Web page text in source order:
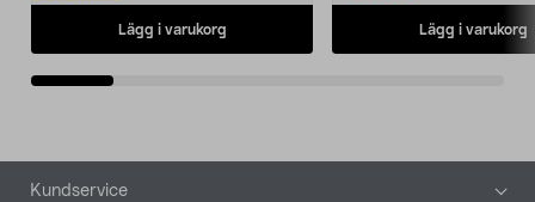
Lägg i varukorg Lägg i varukorg
Sidfot
Kundservice